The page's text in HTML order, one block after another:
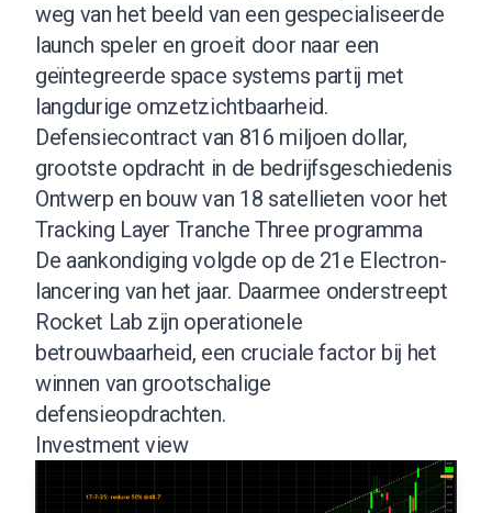
weg van het beeld van een gespecialiseerde
launch speler en groeit door naar een
geïntegreerde space systems partij met
langdurige omzetzichtbaarheid.
Defensiecontract van 816 miljoen dollar,
grootste opdracht in de bedrijfsgeschiedenis
Ontwerp en bouw van 18 satellieten voor het
Tracking Layer Tranche Three programma
De aankondiging volgde op de 21e Electron-
lancering van het jaar. Daarmee onderstreept
Rocket Lab zijn operationele
betrouwbaarheid, een cruciale factor bij het
winnen van grootschalige
defensieopdrachten.
Investment view